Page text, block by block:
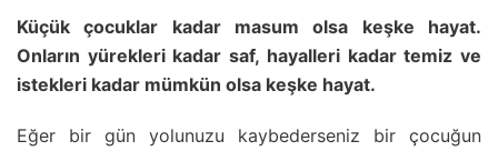
Küçük çocuklar kadar masum olsa keşke hayat.
Onların yürekleri kadar saf, hayalleri kadar temiz ve
istekleri kadar mümkün olsa keşke hayat.
Eğer bir gün yolunuzu kaybederseniz bir çocuğun